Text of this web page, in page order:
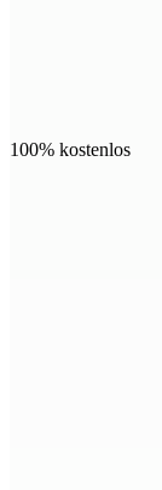
100% kostenlos